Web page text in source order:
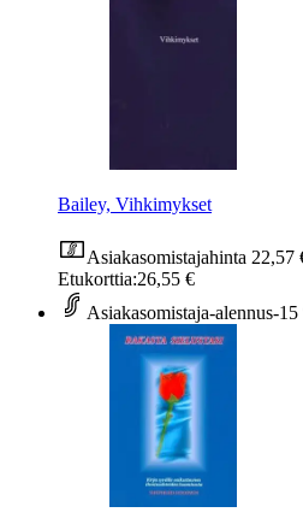
Bailey, Vihkimykset
Asiakasomistajahinta 22,57
Etukorttia:26,55 €
Asiakasomistaja-alennus-15